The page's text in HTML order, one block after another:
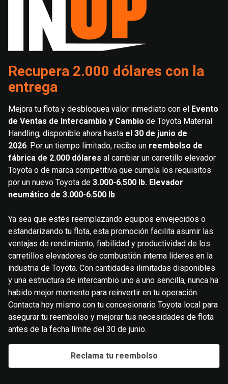
Recupera 2.000 dólares con la
entrega
Mejora tu flota y desbloquea valor inmediato con el Evento
de Ventas de Intercambio y Cambio de Toyota Material
Handling, disponible ahora hasta el 30 de junio de
2026. Por un tiempo limitado, recibe un reembolso de
fábrica de 2.000 dólares al cambiar un carretillo elevador
Toyota o de marca competitiva que cumpla los requisitos
por un nuevo Toyota de 3.000-6.500 lb. Elevador
neumático de 3.000-6.500 lb.
Ya sea que estés reemplazando equipos envejecidos o
estandarizando tu flota, esta promoción facilita asumir las
ventajas de rendimiento, fiabilidad y productividad de los
carretillos elevadores de combustión interna líderes en la
industria de Toyota. Con cantidades ilimitadas disponibles
y una estructura de intercambio uno a uno sencilla, nunca ha
habido mejor momento para reinvertir en tu operación.
Contacta hoy mismo con tu concesionario Toyota local para
asegurar tu reembolso y mejorar tus necesidades de flota
antes de la fecha límite del 30 de junio.
Reclama tu reembolso